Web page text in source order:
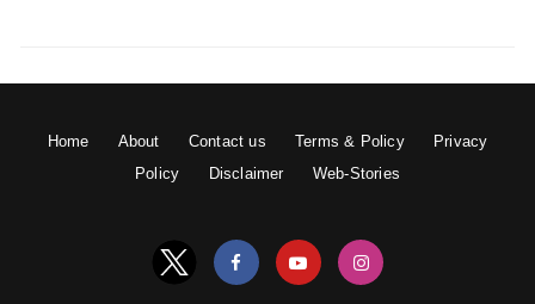
Home About Contact us Terms & Policy
Privacy
Policy
Disclaimer Web-Stories